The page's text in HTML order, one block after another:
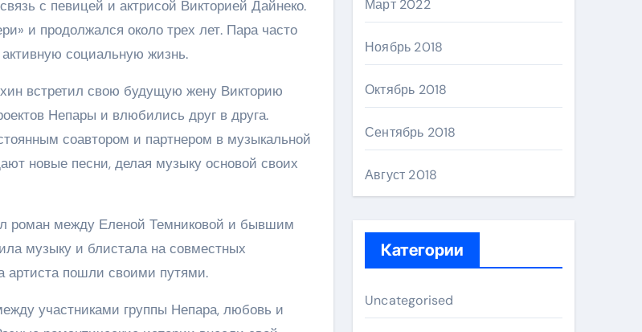
с певицей и актрисой Викторией Дайнеко.
и продолжался около трех лет. Пара часто
социальную жизнь.
встретил свою будущую жену Викторию
Непары и влюбились друг в друга.
соавтором и партнером в музыкальной
новые песни, делая музыку основой своих
роман между Еленой Темниковой и бывшим
музыку и блистала на совместных
артиста пошли своими путями.
участниками группы Непара, любовь и
Март 2022
Ноябрь 2018
Октябрь 2018
Сентябрь 2018
Август 2018
Категории
Uncategorised